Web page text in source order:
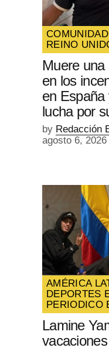
COMUNIDAD
REINO
Muere
en los
en España
lucha por
by Redacción
agosto 6, 2026
AMÉRICA
DEPORTES
PERIODICO
Lamine